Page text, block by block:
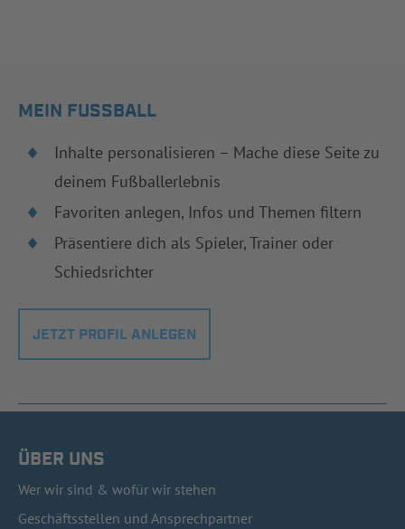
MEIN FUSSBALL
Inhalte personalisieren – Mache diese Seite zu
deinem Fußballerlebnis
Favoriten anlegen, Infos und Themen filtern
Präsentiere dich als Spieler, Trainer oder
Schiedsrichter
JETZT PROFIL ANLEGEN
ÜBER UNS
Wer wir sind & wofür wir stehen
Geschäftsstellen und Ansprechpartner